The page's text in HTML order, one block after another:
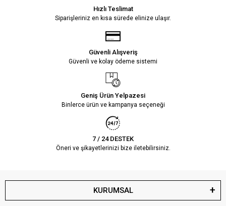
Hızlı Teslimat
Siparişleriniz en kısa sürede elinize ulaşır.
Güvenli Alışveriş
Güvenli ve kolay ödeme sistemi
Geniş Ürün Yelpazesi
Binlerce ürün ve kampanya seçeneği
7 / 24 DESTEK
Öneri ve şikayetlerinizi bize iletebilirsiniz.
KURUMSAL